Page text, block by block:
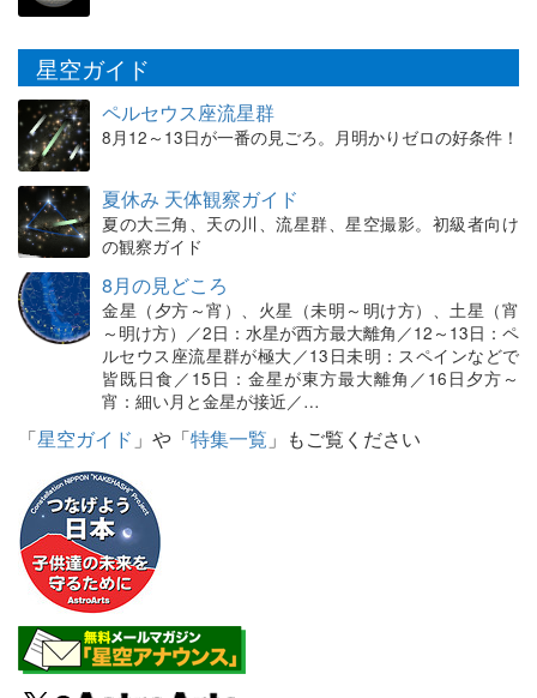
星空ガイド
ペルセウス座流星群
8月12～13日が一番の見ごろ。月明かりゼロの好条件！
夏休み 天体観察ガイド
夏の大三角、天の川、流星群、星空撮影。初級者向け
の観察ガイド
8月の見どころ
金星（夕方～宵）、火星（未明～明け方）、土星（宵
～明け方）／2日：水星が西方最大離角／12～13日：ペ
ルセウス座流星群が極大／13日未明：スペインなどで
皆既日食／15日：金星が東方最大離角／16日夕方～
宵：細い月と金星が接近／…
「星空ガイド 」や「特集一覧 」もご覧ください